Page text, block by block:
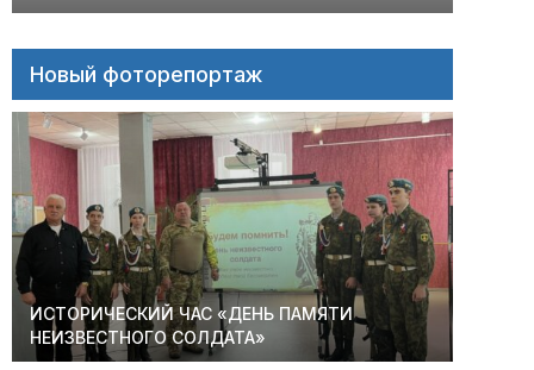
Новый фоторепортаж
ИСТОРИЧЕСКИЙ ЧАС «ДЕНЬ ПАМЯТИ
НЕИЗВЕСТНОГО СОЛДАТА»